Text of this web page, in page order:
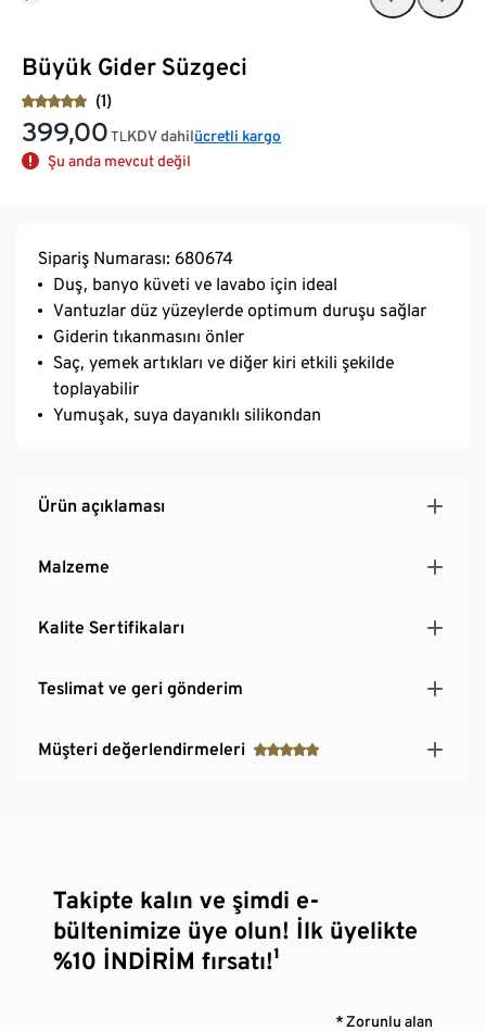
Büyük Gider Süzgeci
(1)
399,00 TL KDV dahilücretli kargo
Şu anda mevcut değil
Sipariş Numarası: 680674
Duş, banyo küveti ve lavabo için ideal
Vantuzlar düz yüzeylerde optimum duruşu sağlar
Giderin tıkanmasını önler
Saç, yemek artıkları ve diğer kiri etkili şekilde
toplayabilir
Yumuşak, suya dayanıklı silikondan
Ürün açıklaması
Malzeme
Kalite Sertifikaları
Teslimat ve geri gönderim
Müşteri değerlendirmeleri
Takipte kalın ve şimdi e-
bültenimize üye olun! İlk üyelikte
%10 İNDİRİM fırsatı!¹
* Zorunlu alan